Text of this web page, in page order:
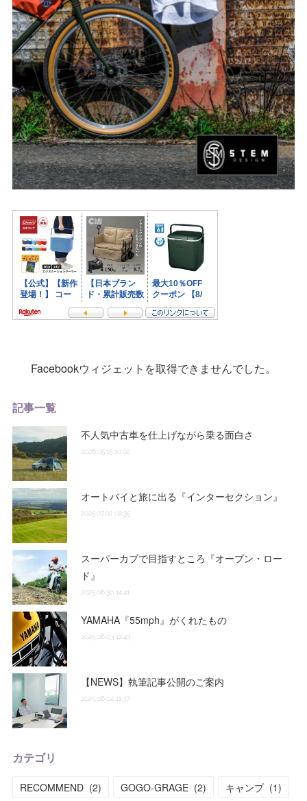
Facebookウィジェットを取得できませんでした。
記事一覧
不人気中古車を仕上げながら乗る面白さ
2026.05.15 10:02
オートバイと旅に出る『インターセクション』
2025.07.02 02:35
スーパーカブで目指すところ『オープン・ロー
ド』
2025.06.30 14:41
YAMAHA『55mph』がくれたもの
2025.06.03 12:43
【NEWS】執筆記事公開のご案内
2025.06.02 11:37
カテゴリ
RECOMMEND (2) GOGO-GRAGE (2) キャンプ (1)